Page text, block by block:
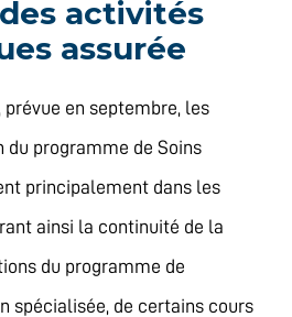
activités
assurée
prévue en septembre, les
programme de Soins
principalement dans les
ainsi la continuité de la
du programme de
spécialisée, de certains cours